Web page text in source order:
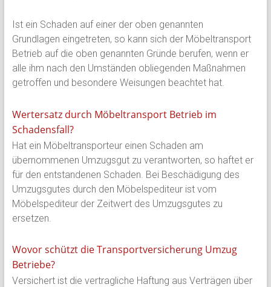
Ist ein Schaden auf einer der oben genannten
Grundlagen eingetreten, so kann sich der Möbeltransport
Betrieb auf die oben genannten Gründe berufen, wenn er
alle ihm nach den Umständen obliegenden Maßnahmen
getroffen und besondere Weisungen beachtet hat.
Wertersatz durch Möbeltransport Betrieb im
Schadensfall?
Hat ein Möbeltransporteur einen Schaden am
übernommenen Umzugsgut zu verantworten, so haftet er
für den entstandenen Schaden. Bei Beschädigung des
Umzugsgutes durch den Möbelspediteur ist vom
Möbelspediteur der Zeitwert des Umzugsgutes zu
ersetzen.
Wovor schützt die Transportversicherung Umzug
Betriebe?
Versichert ist die vertragliche Haftung aus Verträgen über